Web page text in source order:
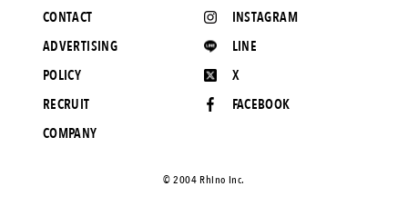
CALYPSO
CarService
CEIVE
CELINE
INSTAGRAM
LINE
X
FACEBOOK
CONTACT
ADVERTISING
POLICY
RECRUIT
COMPANY
©️ 2004 Rhino Inc.